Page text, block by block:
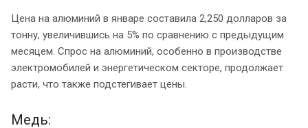
Цена на алюминий в январе составила 2,250 долларов за
тонну, увеличившись на 5% по сравнению с предыдущим
месяцем. Спрос на алюминий, особенно в производстве
электромобилей и энергетическом секторе, продолжает
расти, что также подстегивает цены.
Медь: